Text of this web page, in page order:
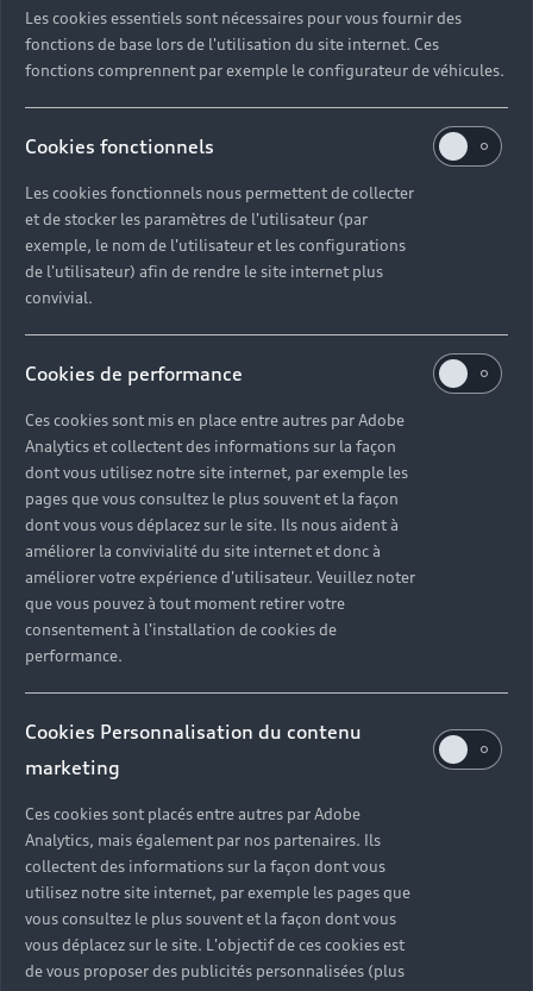
L’intégration des enjeux
environnementaux dans la
conception automobile
En constante évolution, l’univers automobile fait
automobile, nos équipes travaillent à apporter des
réponses claires et efficaces. L’électrification de
véhicules 100% électriques Audi e-tron, l’empreinte
écologique de ces modèles est minimisée, dès les
premières phases de la production automobile et
jusqu’à la fin de leur cycle de vie. La batterie de l’Audi
Q4 e-tron est recyclée en quasi-totalité. Les matières
précieuses qui la composent sont récupérées pour
Les cookies essentiels sont nécessaires pour vous fournir des
fonctions de base lors de l'utilisation du site internet. Ces
fonctions comprennent par exemple le configurateur de véhicules.
Cookies fonctionnels
Les cookies fonctionnels nous permettent de collecter
et de stocker les paramètres de l'utilisateur (par
exemple, le nom de l'utilisateur et les configurations
de l'utilisateur) afin de rendre le site internet plus
convivial.
Cookies de performance
Ces cookies sont mis en place entre autres par Adobe
Analytics et collectent des informations sur la façon
dont vous utilisez notre site internet, par exemple les
pages que vous consultez le plus souvent et la façon
dont vous vous déplacez sur le site. Ils nous aident à
améliorer la convivialité du site internet et donc à
améliorer votre expérience d'utilisateur. Veuillez noter
que vous pouvez à tout moment retirer votre
consentement à l'installation de cookies de
performance.
Cookies Personnalisation du contenu
marketing
Ces cookies sont placés entre autres par Adobe
Analytics, mais également par nos partenaires. Ils
collectent des informations sur la façon dont vous
utilisez notre site internet, par exemple les pages que
vous consultez le plus souvent et la façon dont vous
vous déplacez sur le site. L'objectif de ces cookies est
de vous proposer des publicités personnalisées (plus